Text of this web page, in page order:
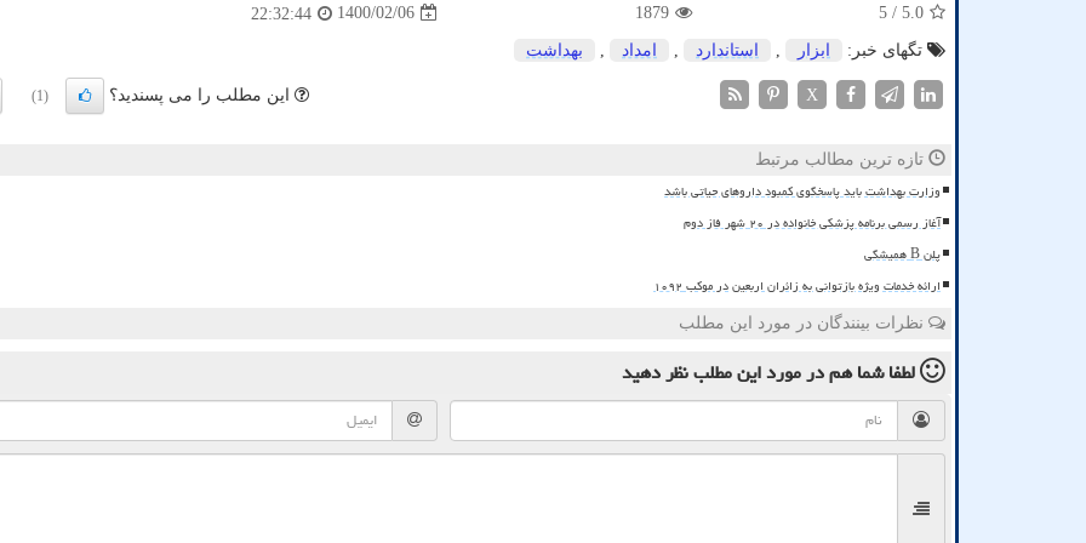
5.0
/ 5
1879
1400/02/06
22:32:44
تگهای خبر:
ابزار استاندارد امداد بهداشت
X این مطلب را می پسندید؟ (1)
تازه ترین مطالب مرتبط
وزارت بهداشت باید پاسخگوی کمبود داروهای حیاتی باشد
آغاز رسمی برنامه پزشکی خانواده در ۲۰ شهر فاز دوم
پلن B همیشگی
ارائه خدمات ویژه بازتوانی به زائران اربعین در موکب ۱۰۹۲
نظرات بینندگان در مورد این مطلب
لطفا شما همدر مورد این مطلبنظر دهید